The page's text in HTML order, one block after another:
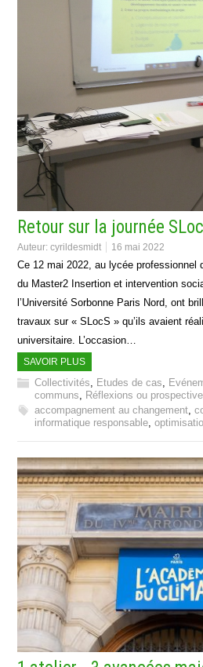
Retour sur la journée
Auteur:cyrildesmidt 16 mai 2022
Ce 12 mai 2022, au lycée professionnel
du Master2 Insertion et intervention
l’Université Sorbonne Paris Nord, ont
travaux sur « SLocS » qu’ils avaient
universitaire. L’occasion…
SAVOIR PLUS
Collectivités, Etudes de cas,
communs, Réflexions ou
accompagnement au changement,
informatique responsable,